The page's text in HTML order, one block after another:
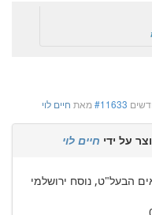
#11633מאת חיים לוי
על ידי חיים לוי
הבעל"ט, נוסח ירושלמי